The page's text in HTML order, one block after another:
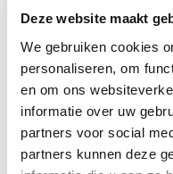
Deze website maakt
We gebruiken cookies
personaliseren, om
en om ons
informatie over uw
partners voor social
partners kunnen deze
Een kluitje grenspalen
Een grenspaal is een paal
aangeeft, van
eigendom. Ze worden